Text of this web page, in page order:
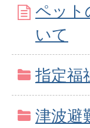
ペット
いて
指定福
津波避